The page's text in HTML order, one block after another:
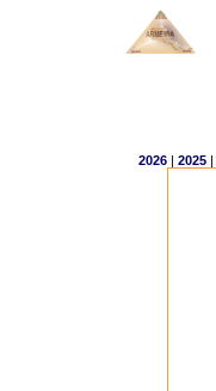
2026 | 2025 |